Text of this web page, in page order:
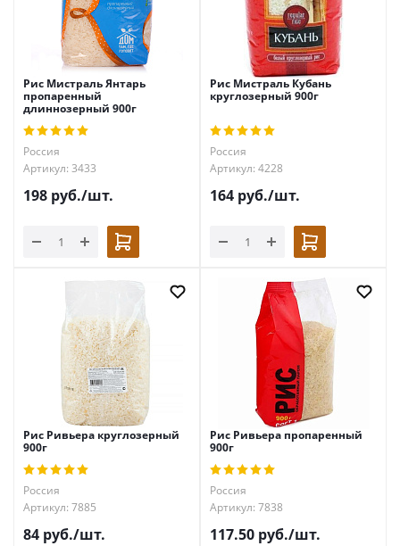
Рис Мистраль Янтарь
пропаренный
длиннозерный 900г
Россия
Артикул: 3433
198 руб./шт.
Рис Мистраль Кубань
круглозерный 900г
Россия
Артикул: 4228
164 руб./шт.
Рис Ривьера круглозерный
900г
Россия
Артикул: 7885
84 руб./шт.
Рис Ривьера пропаренный
900г
Россия
Артикул: 7838
117.50 руб./шт.